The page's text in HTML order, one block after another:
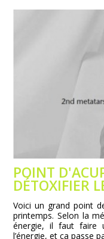
POINT
DÉTOXIFIER
Voici un grand point
printemps. Selon la
énergie, il faut faire
l’énergie, et ça passe